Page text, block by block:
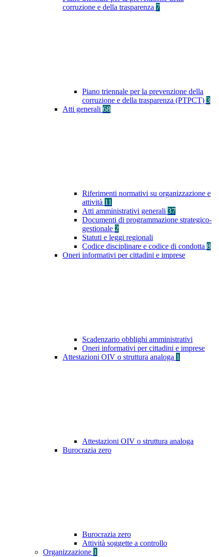
corruzione e della trasparenza 7
Piano triennale per la prevenzione della
corruzione e della trasparenza (PTPCT) 3
Atti generali 68
Riferimenti normativi su organizzazione e
attività 11
Atti amministrativi generali 37
Documenti di programmazione strategico-
gestionale 2
Statuti e leggi regionali
Codice disciplinare e codice di condotta 8
Oneri informativi per cittadini e imprese
Scadenzario obblighi amministrativi
Oneri informativi per cittadini e imprese
Attestazioni OIV o struttura analoga 1
Attestazioni OIV o struttura analoga
Burocrazia zero
Burocrazia zero
Attività soggette a controllo
Organizzazione 1